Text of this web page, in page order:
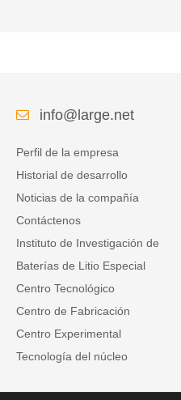
info@large.net
Perfil de la empresa
Historial de desarrollo
Noticias de la compañía
Contáctenos
Instituto de Investigación de
Baterías de Litio Especial
Centro Tecnológico
Centro de Fabricación
Centro Experimental
Tecnología del núcleo